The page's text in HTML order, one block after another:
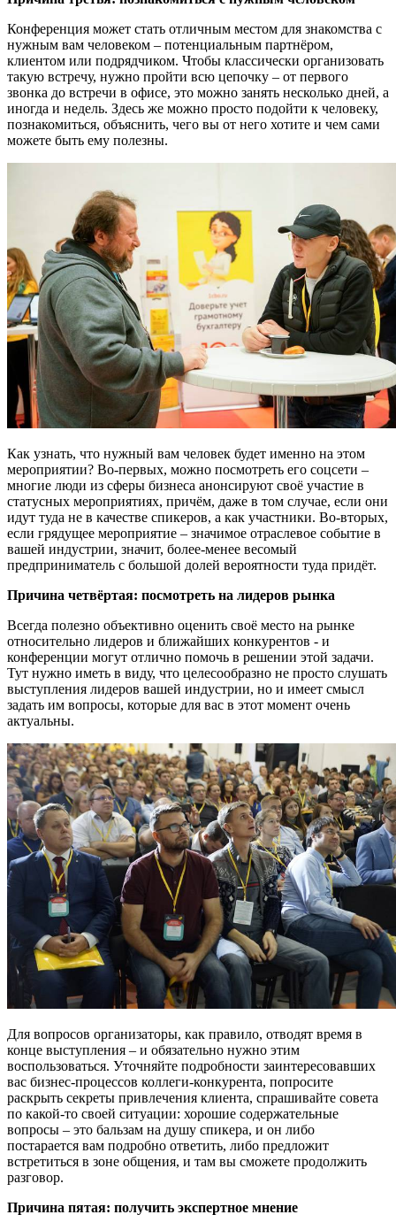
Конференция может стать отличным местом для знакомства с
нужным вам человеком – потенциальным партнёром,
клиентом или подрядчиком. Чтобы классически организовать
такую встречу, нужно пройти всю цепочку – от первого
звонка до встречи в офисе, это можно занять несколько дней, а
иногда и недель. Здесь же можно просто подойти к человеку,
познакомиться, объяснить, чего вы от него хотите и чем сами
можете быть ему полезны.
Как узнать, что нужный вам человек будет именно на этом
мероприятии? Во-первых, можно посмотреть его соцсети –
многие люди из сферы бизнеса анонсируют своё участие в
статусных мероприятиях, причём, даже в том случае, если они
идут туда не в качестве спикеров, а как участники. Во-вторых,
если грядущее мероприятие – значимое отраслевое событие в
вашей индустрии, значит, более-менее весомый
предприниматель с большой долей вероятности туда придёт.
Причина четвёртая: посмотреть на лидеров рынка
Всегда полезно объективно оценить своё место на рынке
относительно лидеров и ближайших конкурентов - и
конференции могут отлично помочь в решении этой задачи.
Тут нужно иметь в виду, что целесообразно не просто слушать
выступления лидеров вашей индустрии, но и имеет смысл
задать им вопросы, которые для вас в этот момент очень
актуальны.
Для вопросов организаторы, как правило, отводят время в
конце выступления – и обязательно нужно этим
воспользоваться. Уточняйте подробности заинтересовавших
вас бизнес-процессов коллеги-конкурента, попросите
раскрыть секреты привлечения клиента, спрашивайте совета
по какой-то своей ситуации: хорошие содержательные
вопросы – это бальзам на душу спикера, и он либо
постарается вам подробно ответить, либо предложит
встретиться в зоне общения, и там вы сможете продолжить
разговор.
Причина пятая: получить экспертное мнение